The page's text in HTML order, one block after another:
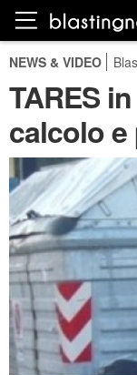
NEWS & VIDEO
TARES
calcolo